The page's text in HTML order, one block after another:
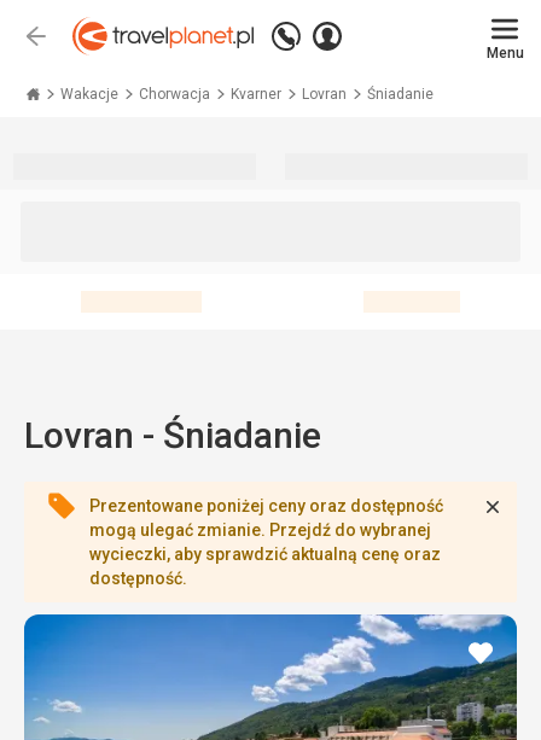
Wstecz
Zadzwoń
+48 71 771 76 55
Zaloguj
Menu
Wakacje Chorwacja Kvarner Lovran Śniadanie
Lovran - Śniadanie
Prezentowane poniżej ceny oraz dostępność
mogą ulegać zmianie. Przejdź do wybranej
wycieczki, aby sprawdzić aktualną cenę oraz
dostępność.
dodaj
do